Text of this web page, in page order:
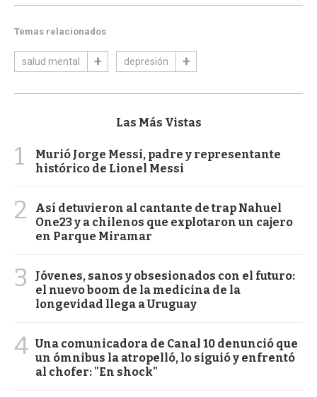
Temas relacionados
salud mental depresión
Las Más Vistas
1
Murió Jorge Messi, padre y representante
histórico de Lionel Messi
2
Así detuvieron al cantante de trap Nahuel
One23 y a chilenos que explotaron un cajero
en Parque Miramar
3
Jóvenes, sanos y obsesionados con el futuro:
el nuevo boom de la medicina de la
longevidad llega a Uruguay
4 Una comunicadora de Canal 10 denunció que
un ómnibus la atropelló, lo siguió y enfrentó
al chofer: "En shock"